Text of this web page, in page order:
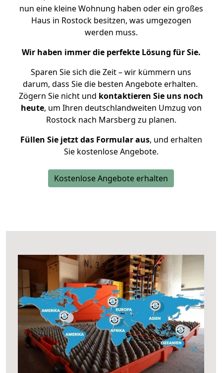
nun eine kleine Wohnung haben oder ein großes
Haus in Rostock besitzen, was umgezogen
werden muss.
Wir haben immer die perfekte Lösung für Sie.
Sparen Sie sich die Zeit – wir kümmern uns
darum, dass Sie die besten Angebote erhalten.
Zögern Sie nicht und kontaktieren Sie uns noch
heute, um Ihren deutschlandweiten Umzug von
Rostock nach Marsberg zu planen.
Füllen Sie jetzt das Formular aus, und erhalten
Sie kostenlose Angebote.
Kostenlose Angebote erhalten